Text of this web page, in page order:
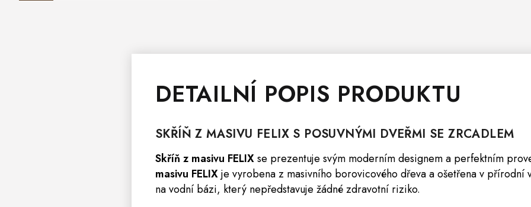
DETAILNÍ POPIS PRODUKTU
SKŘÍŇ Z MASIVU FELIX S POSUVNÝMI DVEŘMI SE ZRCADLEM
Skříň z masivu FELIXse prezentuje svým moderním designem a perfektním
masivu FELIXje vyrobena z masivního borovicového dřeva a ošetřena v přírodní
na vodní bázi, který nepředstavuje žádné zdravotní riziko.